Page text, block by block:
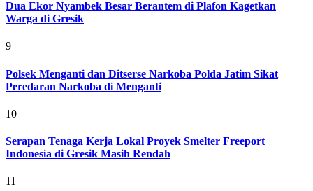
Dua Ekor Nyambek Besar Berantem di Plafon Kagetkan
Warga di Gresik
9
Polsek Menganti dan Ditserse Narkoba Polda Jatim Sikat
Peredaran Narkoba di Menganti
10
Serapan Tenaga Kerja Lokal Proyek Smelter Freeport
Indonesia di Gresik Masih Rendah
11